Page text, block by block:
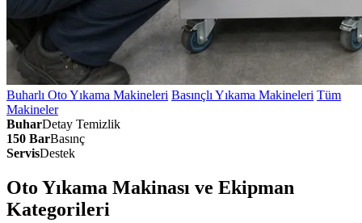
Buharlı Oto Yıkama Makineleri Basınçlı Yıkama Makineleri Tüm
Makineler
BuharDetay Temizlik
150 BarBasınç
ServisDestek
Oto Yıkama Makinası ve Ekipman
Kategorileri